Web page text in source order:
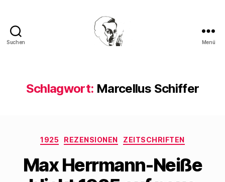
Suchen Menü
Schlagwort: Marcellus Schiffer
Kategorien
1925 REZENSIONEN ZEITSCHRIFTEN
Max Herrmann-Neiße